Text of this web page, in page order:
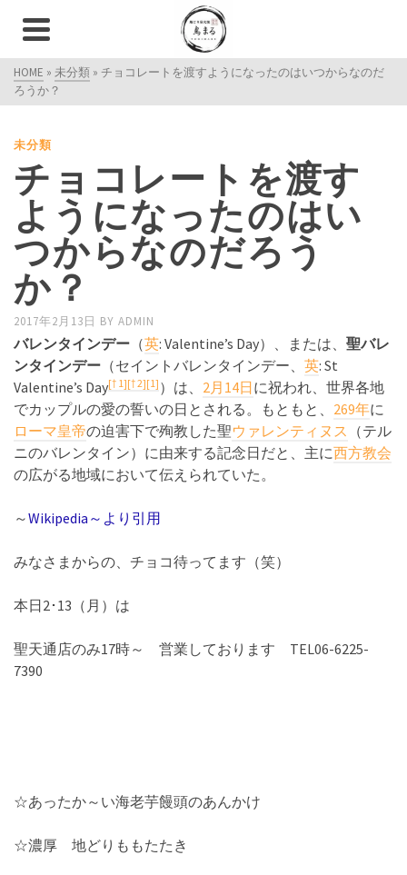
HOME » 未分類 » チョコレートを渡すようになったのはいつからなのだ
ろうか？
未分類
チョコレートを渡す
ようになったのはい
つからなのだろう
か？
2017年2月13日 BY ADMIN
バレンタインデー （英: Valentine’s Day）、または、 聖バレ
ンタインデー （セイントバレンタインデー、 英: St
Valentine’s Day[† 1][† 2][1] ）は、 2月14日に祝われ、世界各地
でカップルの愛の誓いの日とされる。もともと、 269年に
ローマ皇帝の迫害下で殉教した聖ウァレンティヌス （テル
ニのバレンタイン）に由来する記念日だと、主に西方教会
の広がる地域において伝えられていた。
～Wikipedia～より引用
みなさまからの、チョコ待ってます（笑）
本日2･13（月）は
聖天通店のみ17時～ 営業しております TEL06-6225-
7390
☆あったか～い海老芋饅頭のあんかけ
☆濃厚 地どりももたたき